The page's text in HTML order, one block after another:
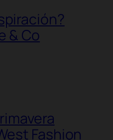
& Co
Fashion